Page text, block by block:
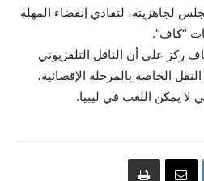
لجاهزيته، لتفادي إنقضاء المهلة
“كاف”.
ركز على أن الناقل التلفزيوني
الخاصة بالمرحلة الإقصائية،
لا يمكن اللعب في ليبيا.